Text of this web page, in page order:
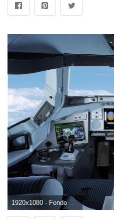
1920x1080 - Fondo de pantalla de 1920x1080. Imágen HD 1080p de cabina.